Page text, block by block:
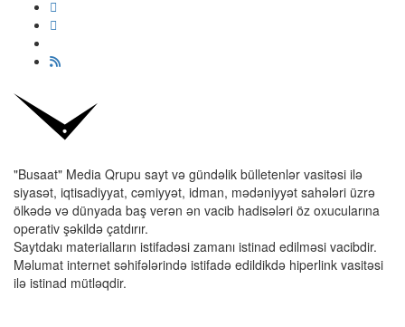
"Busaat" Media Qrupu sayt və gündəlik bülletenlər vasitəsi ilə
siyasət, iqtisadiyyat, cəmiyyət, idman, mədəniyyət sahələri üzrə
ölkədə və dünyada baş verən ən vacib hadisələri öz oxucularına
operativ şəkildə çatdırır.
Saytdakı materialların istifadəsi zamanı istinad edilməsi vacibdir.
Məlumat internet səhifələrində istifadə edildikdə hiperlink vasitəsi
ilə istinad mütləqdir.